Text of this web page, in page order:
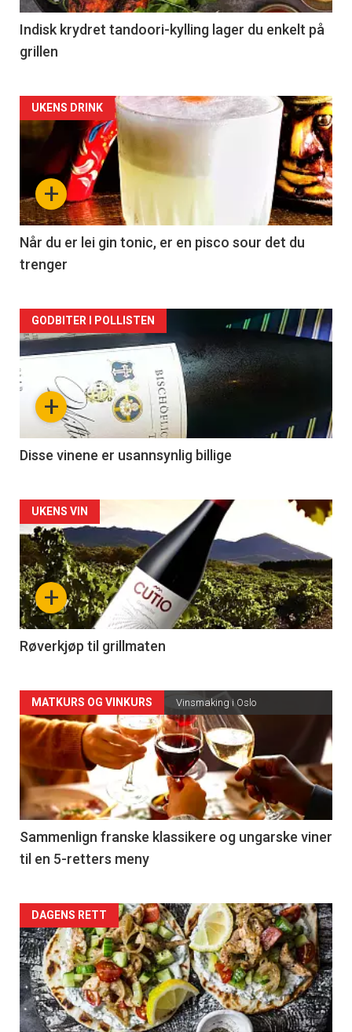
Indisk krydret tandoori-kylling lager du enkelt på
grillen
Forsiden
akkurat
nå
-
2
+
UKENS DRINK
Når du er lei gin tonic, er en pisco sour det du
trenger
Forsiden
akkurat
nå
3
+
GODBITER I POLLISTEN
Disse vinene er usannsynlig billige
Forsiden
akkurat
nå
-
4
+
UKENS VIN
Røverkjøp til grillmaten
Forsiden
akkurat
nå
-
5
MATKURS OG VINKURS Vinsmaking i Oslo
Sammenlign franske klassikere og ungarske viner
til en 5-retters meny
Forsiden
akkurat
nå
-
DAGENS RETT